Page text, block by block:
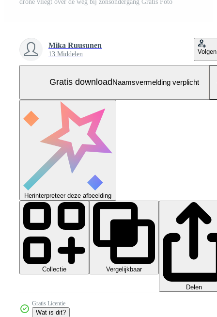
drone vliegt over de weg bij zonsondergang Gratis Foto
Mika Ruusunen
13 Middelen Volgen
Gratis downloadNaamsvermelding verplicht
Herinterpreteer deze afbeelding
Collectie Vergelijkbaar
Delen
Gratis Licentie
Wat is dit?